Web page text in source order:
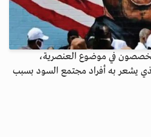
في موضوع العنصرية،
يشعر به أفراد مجتمع السود بسبب